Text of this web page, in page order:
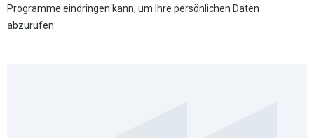
Programme eindringen kann, um Ihre persönlichen Daten
abzurufen.